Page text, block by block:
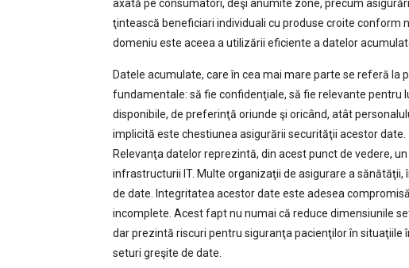
axată pe consumatori, deşi anumite zone, precum
ţintească beneficiari individuali cu produse croite conform
domeniu este aceea a utilizării eficiente a datelor
Datele acumulate, care în cea mai mare parte se referă la
fundamentale: să fie confidenţiale, să fie relevante pentru
disponibile, de preferinţă oriunde şi oricând, atât
implicită este chestiunea asigurării securităţii acestor date.
Relevanţa datelor reprezintă, din acest punct de vedere,
infrastructurii IT. Multe organizaţii de asigurare a
de date. Integritatea acestor date este adesea
incomplete. Acest fapt nu numai că reduce dimensiunile
dar prezintă riscuri pentru siguranţa pacienţilor în
seturi greşite de date.